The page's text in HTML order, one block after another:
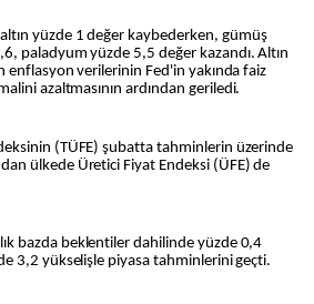
yüzde 1 değer kaybederken, gümüş
paladyum yüzde 5,5 değer kazandı. Altın
enflasyon verilerinin Fed'in yakında faiz
azaltmasının ardından geriledi.
(TÜFE) şubatta tahminlerin üzerinde
ülkede Üretici Fiyat Endeksi (ÜFE) de
bazda beklentiler dahilinde yüzde 0,4
3,2 yükselişle piyasa tahminlerini geçti.